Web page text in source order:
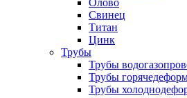
Олово
Свинец
Титан
Цинк
Трубы
Трубы
Трубы
Трубы